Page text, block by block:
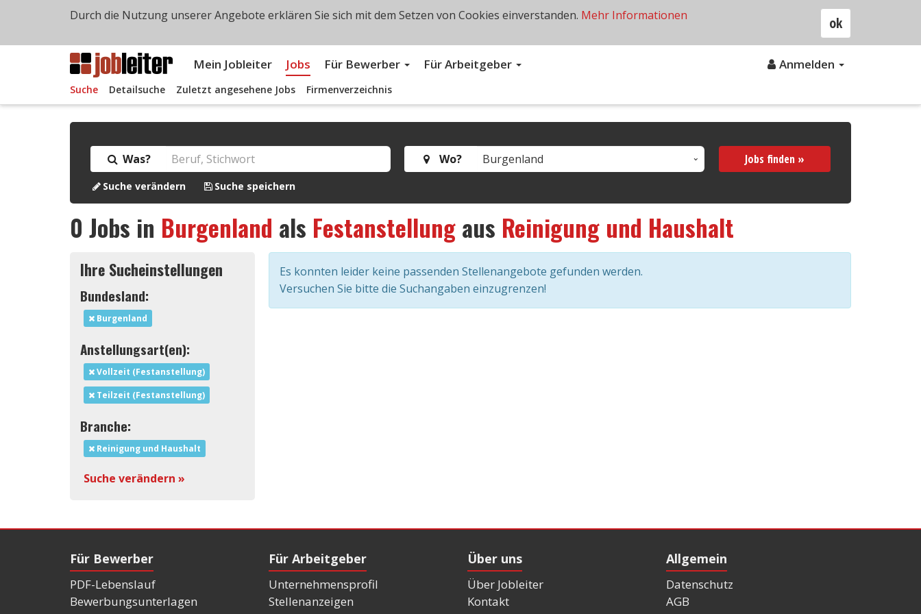
Mein Jobleiter Jobs Für Bewerber Für Arbeitgeber Anmelden
Suche Detailsuche Zuletzt angesehene Jobs Firmenverzeichnis
Was? Wo? Jobs finden »
Suche verändern Suche speichern
0 Jobs in Burgenland als Festanstellungaus Reinigung und Haushalt
Ihre Sucheinstellungen
Bundesland:
Burgenland
Anstellungsart(en):
Vollzeit (Festanstellung)
Teilzeit (Festanstellung)
Branche:
Reinigung und Haushalt
Suche verändern »
Es konnten leider keine passenden Stellenangebote gefunden werden.
Versuchen Sie bitte die Suchangaben einzugrenzen!
Für Bewerber
PDF-Lebenslauf
Bewerbungsunterlagen
Für Arbeitgeber
Unternehmensprofil
Stellenanzeigen
Über uns
Über Jobleiter
Kontakt
Allgemein
Datenschutz
AGB
ok
Durch die Nutzung unserer Angebote erklären Sie sich mit dem Setzen von Cookies einverstanden. Mehr Informationen